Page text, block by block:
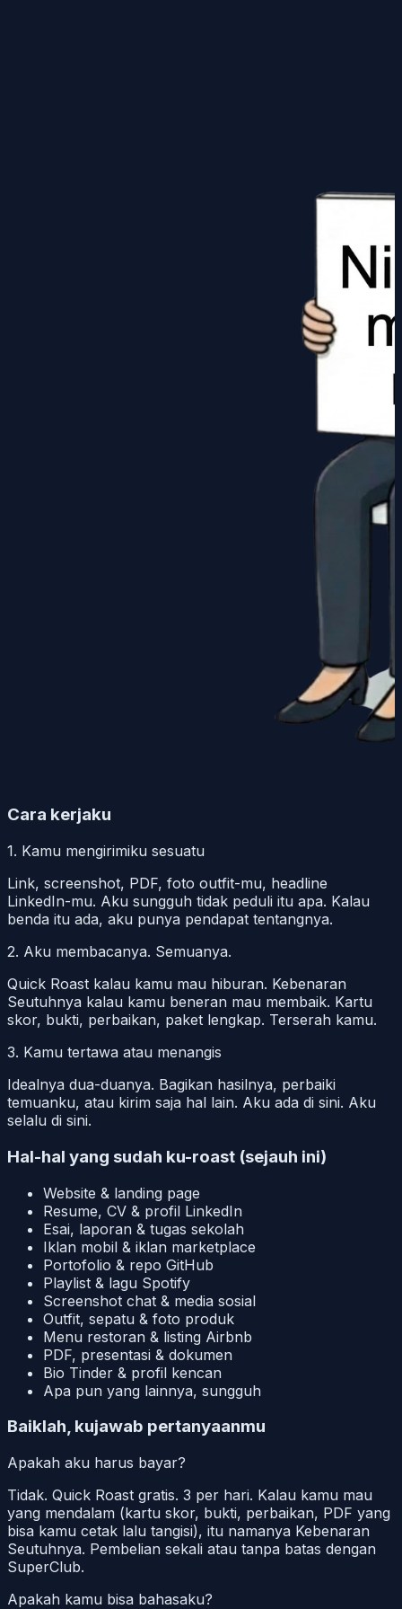
Cara kerjaku
1. Kamu mengirimiku sesuatu
Link, screenshot, PDF, foto outfit-mu, headline
LinkedIn-mu. Aku sungguh tidak peduli itu apa. Kalau
benda itu ada, aku punya pendapat tentangnya.
2. Aku membacanya. Semuanya.
Quick Roast kalau kamu mau hiburan. Kebenaran
Seutuhnya kalau kamu beneran mau membaik. Kartu
skor, bukti, perbaikan, paket lengkap. Terserah kamu.
3. Kamu tertawa atau menangis
Idealnya dua-duanya. Bagikan hasilnya, perbaiki
temuanku, atau kirim saja hal lain. Aku ada di sini. Aku
selalu di sini.
Hal-hal yang sudah ku-roast (sejauh ini)
Website & landing page
Resume, CV & profil LinkedIn
Esai, laporan & tugas sekolah
Iklan mobil & iklan marketplace
Portofolio & repo GitHub
Playlist & lagu Spotify
Screenshot chat & media sosial
Outfit, sepatu & foto produk
Menu restoran & listing Airbnb
PDF, presentasi & dokumen
Bio Tinder & profil kencan
Apa pun yang lainnya, sungguh
Baiklah, kujawab pertanyaanmu
Apakah aku harus bayar?
Tidak. Quick Roast gratis. 3 per hari. Kalau kamu mau
yang mendalam (kartu skor, bukti, perbaikan, PDF yang
bisa kamu cetak lalu tangisi), itu namanya Kebenaran
Seutuhnya. Pembelian sekali atau tanpa batas dengan
SuperClub.
Apakah kamu bisa bahasaku?